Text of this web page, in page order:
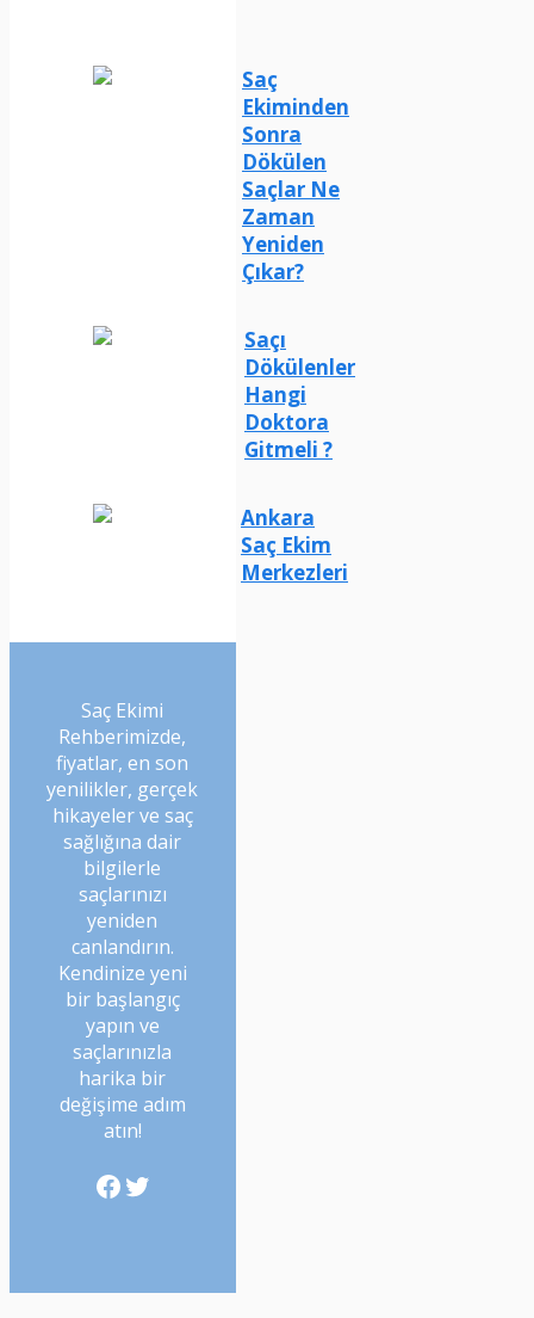
Saç
Ekiminden
Sonra
Dökülen
Saçlar Ne
Zaman
Yeniden
Çıkar?
Saçı
Dökülenler
Hangi
Doktora
Gitmeli ?
Ankara
Saç Ekim
Merkezleri
Saç Ekimi
Rehberimizde,
fiyatlar, en son
yenilikler, gerçek
hikayeler ve saç
sağlığına dair
bilgilerle
saçlarınızı
yeniden
canlandırın.
Kendinize yeni
bir başlangıç
yapın ve
saçlarınızla
harika bir
değişime adım
atın!
Facebook
Twitter